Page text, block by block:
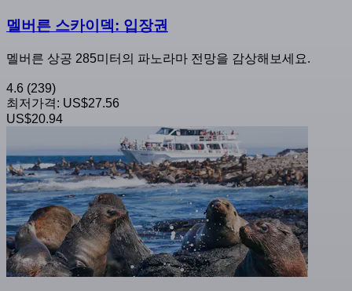
멜버른 스카이덱: 입장권
멜버른 상공 285미터의 파노라마 전망을 감상해보세요.
4.6 (239)
최저가격: US$27.56
US$20.94